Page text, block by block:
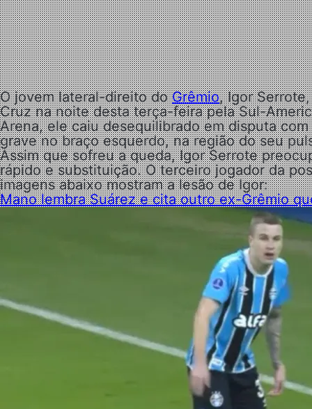
O jovem lateral-direito doGrêmio, Igor
Cruz na noite desta terça-feira pela Sul-
Arena, ele caiu desequilibrado em disputa
grave no braço esquerdo, na região do seu
Assim que sofreu a queda, Igor Serrote
rápido e substituição. O terceiro jogador da
imagens abaixo mostram a lesão de Igor:
Mano lembra Suárez e cita outro ex-Grêmio